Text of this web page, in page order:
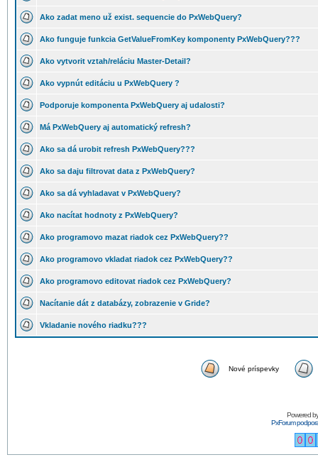
Ako zadat meno už exist. sequencie do PxWebQuery?
Ako funguje funkcia GetValueFromKey komponenty PxWebQuery???
Ako vytvorit vztah/reláciu Master-Detail?
Ako vypnút editáciu u PxWebQuery ?
Podporuje komponenta PxWebQuery aj udalosti?
Má PxWebQuery aj automatický refresh?
Ako sa dá urobit refresh PxWebQuery???
Ako sa daju filtrovat data z PxWebQuery?
Ako sa dá vyhladavat v PxWebQuery?
Ako nacítat hodnoty z PxWebQuery?
Ako programovo mazat riadok cez PxWebQuery??
Ako programovo vkladat riadok cez PxWebQuery??
Ako programovo editovat riadok cez PxWebQuery?
Nacítanie dát z databázy, zobrazenie v Gride?
Vkladanie nového riadku???
Nové príspevky
Powered
PxForum